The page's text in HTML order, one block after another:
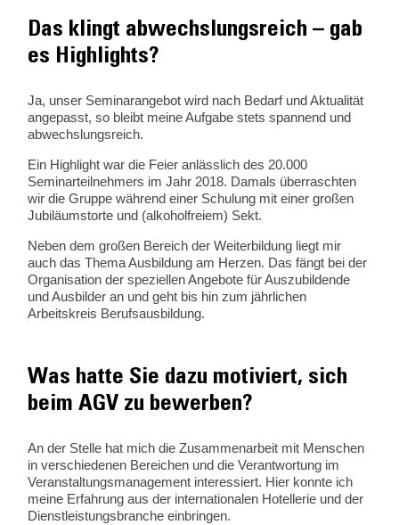
Das klingt abwechslungsreich – gab
es Highlights?
Ja, unser Seminarangebot wird nach Bedarf und Aktualität
angepasst, so bleibt meine Aufgabe stets spannend und
abwechslungsreich.
Ein Highlight war die Feier anlässlich des 20.000
Seminarteilnehmers im Jahr 2018. Damals überraschten
wir die Gruppe während einer Schulung mit einer großen
Jubiläumstorte und (alkoholfreiem) Sekt.
Neben dem großen Bereich der Weiterbildung liegt mir
auch das Thema Ausbildung am Herzen. Das fängt bei der
Organisation der speziellen Angebote für Auszubildende
und Ausbilder an und geht bis hin zum jährlichen
Arbeitskreis Berufsausbildung.
Was hatte Sie dazu motiviert, sich
beim AGV zu bewerben?
An der Stelle hat mich die Zusammenarbeit mit Menschen
in verschiedenen Bereichen und die Verantwortung im
Veranstaltungsmanagement interessiert. Hier konnte ich
meine Erfahrung aus der internationalen Hotellerie und der
Dienstleistungsbranche einbringen.